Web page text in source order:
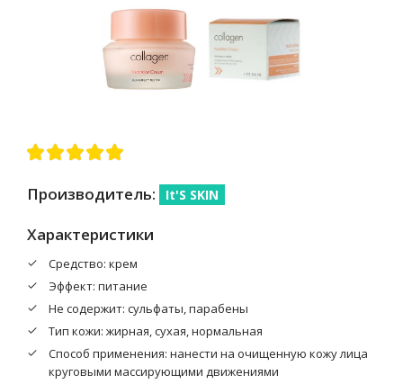
Производитель: It'S SKIN
Характеристики
Средство: крем
Эффект: питание
Не содержит: сульфаты, парабены
Тип кожи: жирная, сухая, нормальная
Способ применения: нанести на очищенную кожу лица
круговыми массирующими движениями